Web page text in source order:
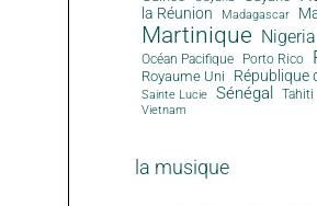
la Réunion Madagascar
Martinique Nigeria
Océan Pacifique Porto Rico
Royaume Uni République
Sainte Lucie Sénégal Tahiti
Vietnam
la musique